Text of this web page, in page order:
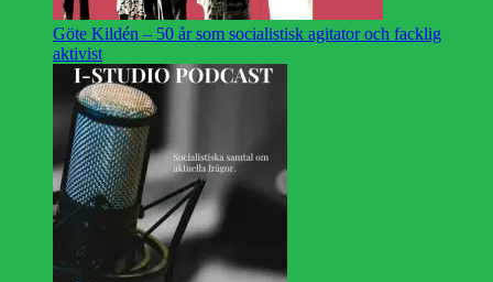
Göte Kildén – 50 år som socialistisk agitator och facklig
aktivist